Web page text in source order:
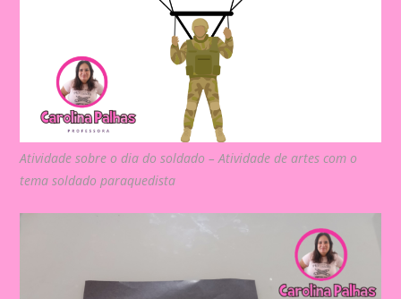
Atividade sobre o dia do soldado – Atividade de artes com o
tema soldado paraquedista